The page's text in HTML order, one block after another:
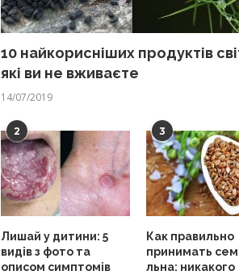
10 найкорисніших продуктів
які ви не вживаєте
14/07/2019
2
Лишай у дитини: 5
видів з фото та
описом симптомів
3
Как правильно
принимать
льна: никакого